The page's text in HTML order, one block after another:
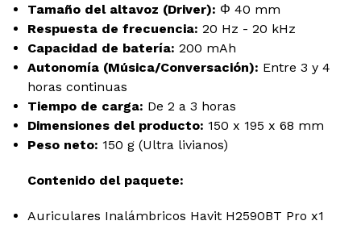
Tamaño del altavoz (Driver): Φ 40 mm
Respuesta de frecuencia: 20 Hz - 20 kHz
Capacidad de batería: 200 mAh
Autonomía (Música/Conversación): Entre 3 y 4
horas continuas
Tiempo de carga: De 2 a 3 horas
Dimensiones del producto: 150 x 195 x 68 mm
Peso neto: 150 g (Ultra livianos)
Contenido del paquete:
Auriculares Inalámbricos Havit H2590BT Pro x1